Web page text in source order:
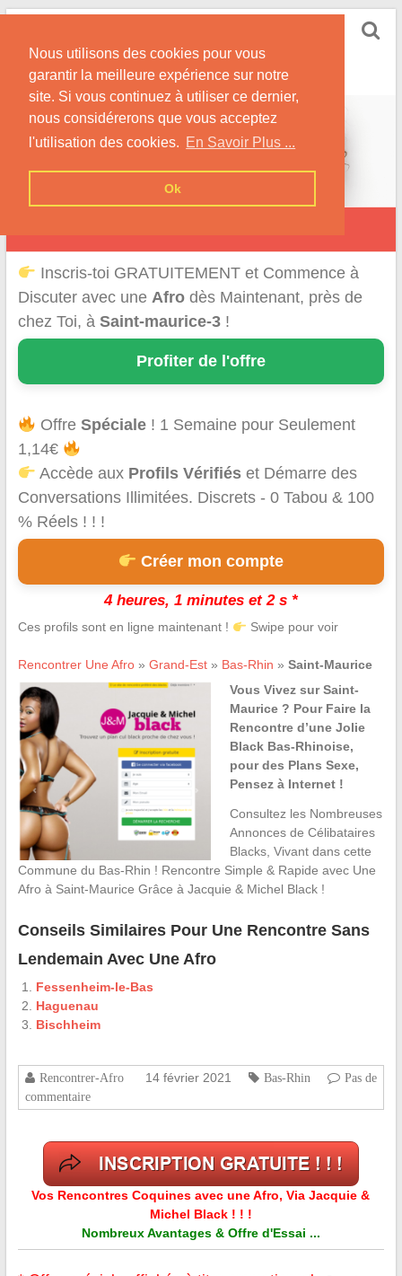
Nous utilisons des cookies pour vous
garantir la meilleure expérience sur notre
site. Si vous continuez à utiliser ce dernier,
nous considérerons que vous acceptez
l'utilisation des cookies. En Savoir Plus ...
Ok
Skip
content
Conseils pour des Rencontres Coquines avec des
Afros !
Inscris-toi GRATUITEMENT et Commence à
Discuter avec une Afrodès Maintenant, près de
chez Toi, à Saint-maurice-3!
Profiter de l'offre
OffreSpéciale ! 1 Semaine pour Seulement
1,14€
Accède aux Profils Vérifiés et Démarre des
Conversations Illimitées. Discrets - 0 Tabou & 100
% Réels ! ! !
Créer mon compte
4 heures, 1 minutes et 2 s *
Ces profils sont en ligne maintenant ! Swipe pour voir
Rencontrer Une Afro» Grand-Est» Bas-Rhin » Saint-Maurice
Vous Vivez sur Saint-
Maurice ? Pour Faire la
Rencontre d’une Jolie
Black Bas-Rhinoise,
pour des Plans Sexe,
Pensez à Internet !
Consultez les Nombreuses
Annonces de Célibataires
Blacks, Vivant dans cette
Commune du Bas-Rhin ! Rencontre Simple & Rapide avec Une
Afro à Saint-Maurice Grâce à Jacquie & Michel Black !
Conseils Similaires Pour Une Rencontre Sans
Lendemain Avec Une Afro
Fessenheim-le-Bas
Haguenau
Bischheim
Rencontrer-Afro 14 février 2021 Bas-Rhin
Pas de
commentaire
Vos Rencontres Coquines avec une Afro, Via Jacquie &
Michel Black ! ! !
Nombreux Avantages & Offre d'Essai ...